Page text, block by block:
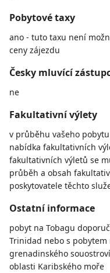
Pobytové taxy
ano - tuto taxu není
ceny zájezdu
Česky mluvící
ne
Fakultativní výlety
v průběhu vašeho
nabídka fakultativních
fakultativních výletů se
průběh a obsah
poskytovatele těchto
Ostatní informace
pobyt na Tobagu
Trinidad nebo s
grenadinského
oblasti Karibského moře